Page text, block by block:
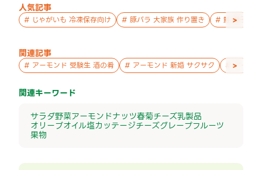
人気記事
# じゃがいも 冷凍保存向け # 豚バラ 大家族 作り置き # 鮭 親子 作
>
関連記事
# アーモンド 受験生 酒の肴 # アーモンド 新婚 サクサク #アーモ
>
関連キーワード
サラダ野菜アーモンドナッツ春菊チーズ乳製品
オリーブオイル塩カッテージチーズグレープフルーツ
果物